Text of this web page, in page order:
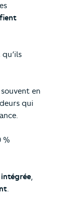
, souvent en
qui
%